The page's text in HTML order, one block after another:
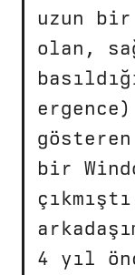
uzun bir
olan,
bir
4 yıl